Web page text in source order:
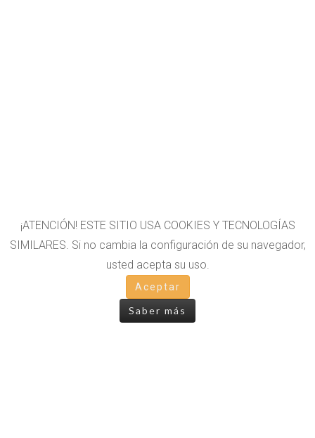
¡ATENCIÓN! ESTE SITIO USA COOKIES Y TECNOLOGÍAS
SIMILARES. Si no cambia la configuración de su navegador,
usted acepta su uso.
Aceptar
Saber más